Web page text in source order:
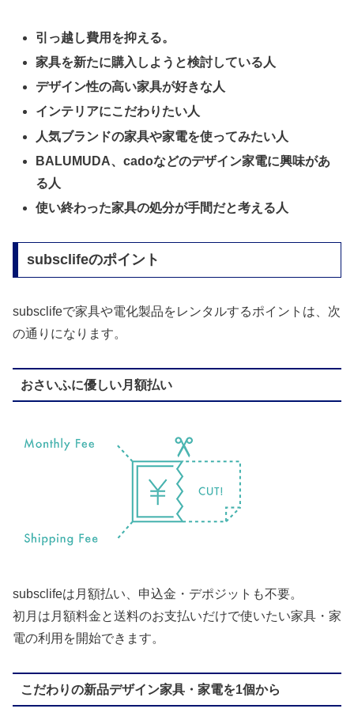
引っ越し費用を抑える。
家具を新たに購入しようと検討している人
デザイン性の高い家具が好きな人
インテリアにこだわりたい人
人気ブランドの家具や家電を使ってみたい人
BALUMUDA、cadoなどのデザイン家電に興味があ
る人
使い終わった家具の処分が手間だと考える人
subsclifeのポイント
subsclifeで家具や電化製品をレンタルするポイントは、次
の通りになります。
おさいふに優しい月額払い
subsclifeは月額払い、申込金・デポジットも不要。
初月は月額料金と送料のお支払いだけで使いたい家具・家
電の利用を開始できます。
こだわりの新品デザイン家具・家電を1個から